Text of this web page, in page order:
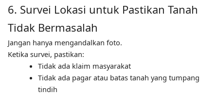
6. Survei Lokasi untuk Pastikan Tanah
Tidak Bermasalah
Jangan hanya mengandalkan foto.
Ketika survei, pastikan:
Tidak ada klaim masyarakat
Tidak ada pagar atau batas tanah yang tumpang
tindih